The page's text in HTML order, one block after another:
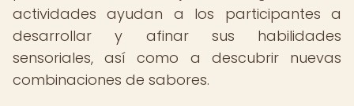
actividades ayudan a los participantes a
desarrollar y afinar sus habilidades
sensoriales, así como a descubrir nuevas
combinaciones de sabores.